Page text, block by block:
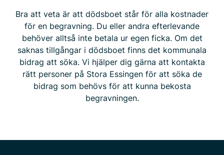
Bra att veta är att dödsboet står för alla kostnader
för en begravning. Du eller andra efterlevande
behöver alltså inte betala ur egen ficka. Om det
saknas tillgångar i dödsboet finns det kommunala
bidrag att söka. Vi hjälper dig gärna att kontakta
rätt personer på Stora Essingen för att söka de
bidrag som behövs för att kunna bekosta
begravningen.